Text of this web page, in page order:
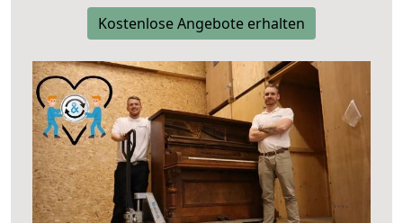
Kostenlose Angebote erhalten